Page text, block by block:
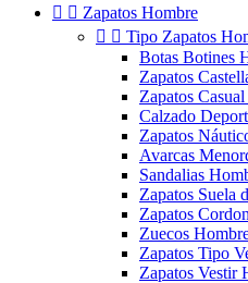
  Zapatos Hombre
  Tipo Zapatos
Botas Botines
Zapatos
Zapatos
Calzado
Zapatos
Avarcas
Sandalias
Zapatos Suela
Zapatos
Zuecos
Zapatos Tipo
Zapatos Vestir